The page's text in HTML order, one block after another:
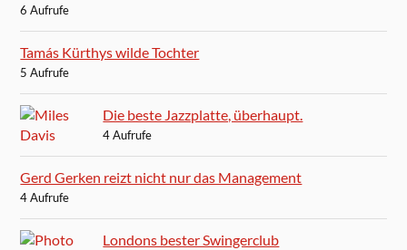
6 Aufrufe
Tamás Kürthys wilde Tochter
5 Aufrufe
Die beste Jazzplatte, überhaupt.
4 Aufrufe
Gerd Gerken reizt nicht nur das Management
4 Aufrufe
Londons bester Swingerclub